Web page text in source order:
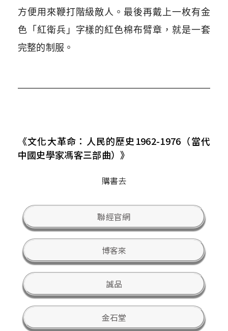
方便用來鞭打階級敵人。最後再戴上一枚有金
色「紅衛兵」字樣的紅色棉布臂章，就是一套
完整的制服。
《文化大革命：人民的歷史1962-1976（當代
中國史學家馮客三部曲）》
購書去
聯經官網
博客來
誠品
金石堂